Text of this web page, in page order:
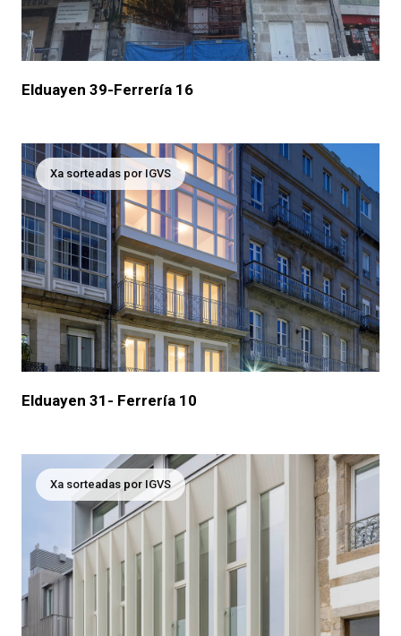
Elduayen 39-Ferrería 16
Xa sorteadas por IGVS
Elduayen 31- Ferrería 10
Xa sorteadas por IGVS